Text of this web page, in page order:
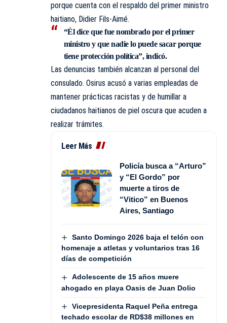
porque cuenta con el respaldo del primer ministro
haitiano, Didier Fils-Aimé.
“Él dice que fue nombrado por el primer
ministro y que nadie lo puede sacar porque
tiene protección política”, indicó.
Las denuncias también alcanzan al personal del
consulado. Osirus acusó a varias empleadas de
mantener prácticas racistas y de humillar a
ciudadanos haitianos de piel oscura que acuden a
realizar trámites.
Leer Más
Policía busca a “Arturo”
y “El Gordo” por
muerte a tiros de
“Vitico” en Buenos
Aires, Santiago
Santo Domingo 2026 baja el telón con
homenaje a atletas y voluntarios tras 16
días de competición
Adolescente de 15 años muere
ahogado en playa Oasis de Juan Dolio
Vicepresidenta Raquel Peña entrega
techado escolar de RD$38 millones en